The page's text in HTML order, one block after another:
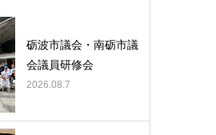
砺波市議会・南砺市議
会議員研修会
2026.08.7